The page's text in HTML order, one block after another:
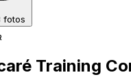
fotos
Training